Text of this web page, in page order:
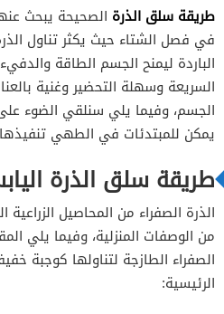
خطوات التحضير
خطوات التحضير
خطوات التحضير
خطوات التحضير
طريقة سلق الذرة الصحيحة يبحث
في فصل الشتاء حيث يكثر تناول
الباردة ليمنح الجسم الطاقة
السريعة وسهلة التحضير وغنية
الجسم، وفيما يلي سنلقي الضوء
يمكن للمبتدئات في الطهي
طريقة سلق الذرة
الذرة الصفراء من المحاصيل
من الوصفات المنزلية، وفيما يلي
الصفراء الطازجة لتناولها كوجبة
الرئيسية: